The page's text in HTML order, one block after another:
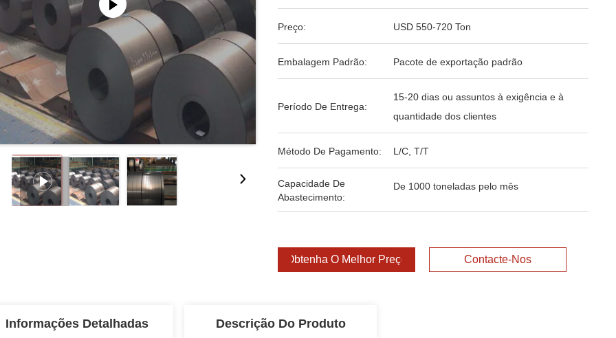
Preço: USD 550-720 Ton
Embalagem Padrão: Pacote de exportação padrão
Período De Entrega:
15-20 dias ou assuntos à exigência e à
quantidade dos clientes
Método De Pagamento: L/C, T/T
Capacidade De
Abastecimento:
De 1000 toneladas pelo mês
Obtenha O Melhor Preço Contacte-Nos
Informações Detalhadas Descrição Do Produto